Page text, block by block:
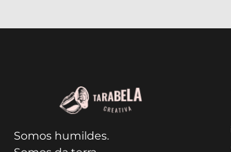
Somos humildes.